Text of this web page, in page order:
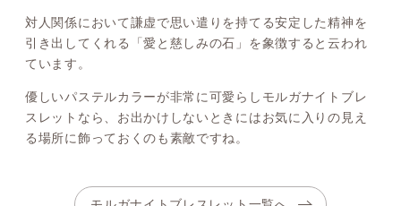
対人関係において謙虚で思い遣りを持てる安定した精神を
引き出してくれる「愛と慈しみの石」を象徴すると云われ
ています。
優しいパステルカラーが非常に可愛らしモルガナイトブレ
スレットなら、お出かけしないときにはお気に入りの見え
る場所に飾っておくのも素敵ですね。